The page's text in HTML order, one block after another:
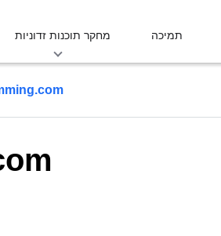
מחקר תוכנות זדוניות תמיכה